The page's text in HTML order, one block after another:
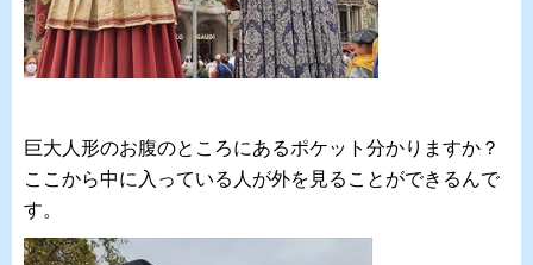
巨大人形のお腹のところにあるポケット分かりますか？
ここから中に入っている人が外を見ることができるんで
す。